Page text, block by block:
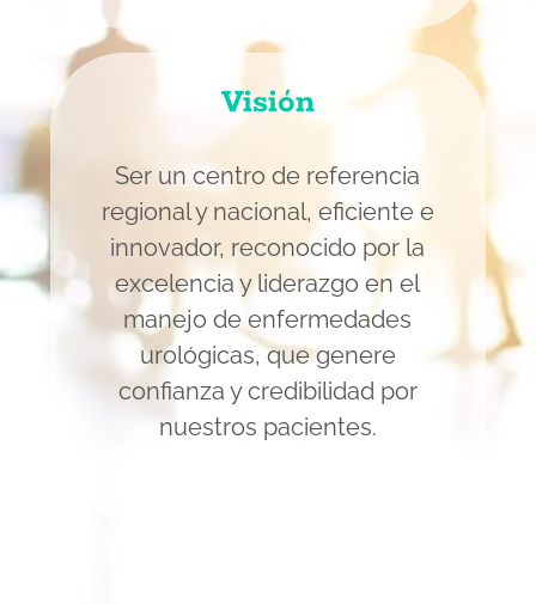
Visión
Ser un centro de referencia
regional y nacional, eficiente e
innovador, reconocido por la
excelencia y liderazgo en el
manejo de enfermedades
urológicas, que genere
confianza y credibilidad por
nuestros pacientes.